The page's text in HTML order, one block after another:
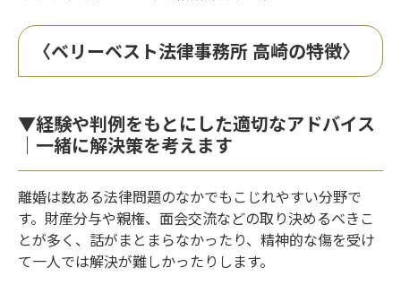
〈ベリーベスト法律事務所 高崎の特徴〉
▼経験や判例をもとにした適切なアドバイス
｜一緒に解決策を考えます
離婚は数ある法律問題のなかでもこじれやすい分野で
す。財産分与や親権、面会交流などの取り決めるべきこ
とが多く、話がまとまらなかったり、精神的な傷を受け
て一人では解決が難しかったりします。